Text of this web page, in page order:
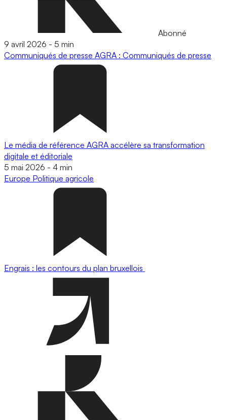
Abonné
9 avril 2026 - 5 min
Communiqués de presse AGRA : Communiqués de presse
Le média de référence AGRA accélère sa transformation
digitale et éditoriale
5 mai 2026 - 4 min
Europe Politique agricole
Engrais : les contours du plan bruxellois